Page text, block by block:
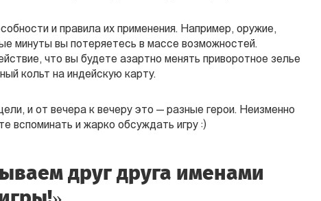
и правила их применения. Например, оружие,
минуты вы потеряетесь в массе возможностей.
что вы будете азартно менять приворотное зелье
кольт на индейскую карту.
и от вечера к вечеру это — разные герои. Неизменно
вспоминать и жарко обсуждать игру :)
друг друга именами